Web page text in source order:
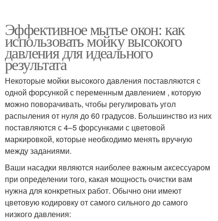
Эффективное мытье окон: как
использовать мойку высокого
давления для идеального
результата
Некоторые мойки высокого давления поставляются с
одной форсункой с переменным давлением , которую
можно поворачивать, чтобы регулировать угол
распыления от нуля до 60 градусов. Большинство из них
поставляются с 4–5 форсунками с цветовой
маркировкой, которые необходимо менять вручную
между заданиями.
Ваши насадки являются наиболее важным аксессуаром
при определении того, какая мощность очистки вам
нужна для конкретных работ. Обычно они имеют
цветовую кодировку от самого сильного до самого
низкого давления: